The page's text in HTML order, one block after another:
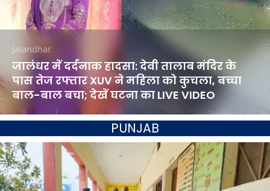
Jalandhar
जालंधर में दर्दनाक हादसा: देवी तालाब मंदिर के
पास तेज रफ्तार XUV ने महिला को कुचला, बच्चा
बाल-बाल बचा; देखें घटना का LIVE VIDEO
PUNJAB